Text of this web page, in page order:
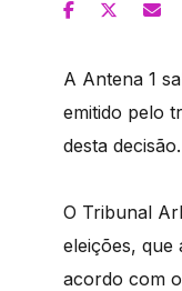
A Antena 1
emitido pelo
desta decisão.
O Tribunal
eleições, que
acordo com